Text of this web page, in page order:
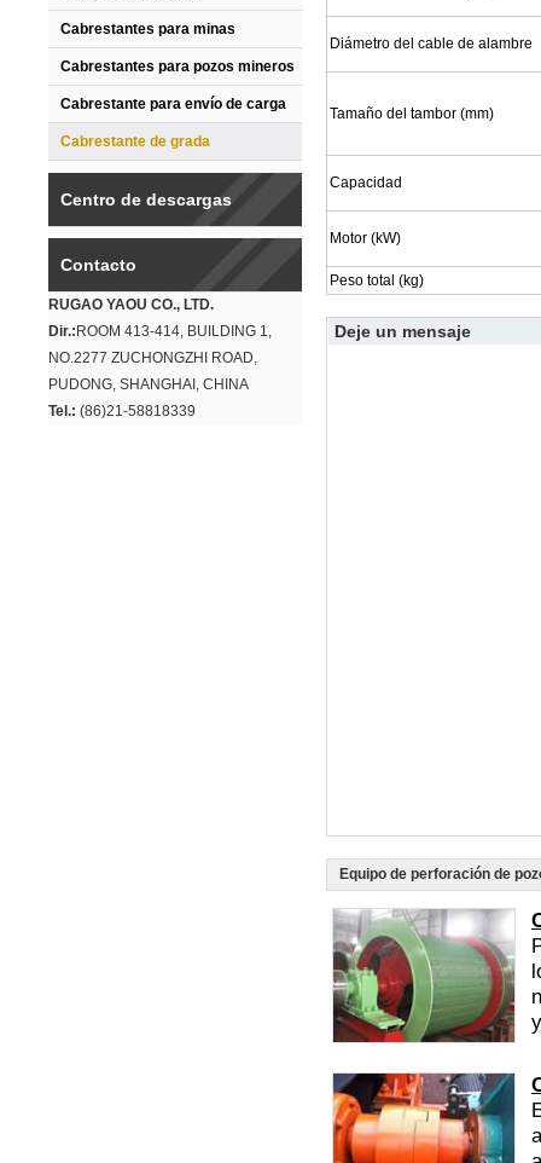
Cabrestantes para minas
Cabrestantes para pozos mineros
Cabrestante para envío de carga
Cabrestante de grada
Centro de descargas
Contacto
RUGAO YAOU CO., LTD.
Dir.: ROOM 413-414, BUILDING 1,
NO.2277 ZUCHONGZHI ROAD,
PUDONG, SHANGHAI, CHINA
Tel.: (86)21-58818339
Diámetro del cable de alambre
Tamaño del tambor (mm)
Capacidad
Motor (kW)
Peso total (kg)
Deje un mensaje
Equipo de perforación de